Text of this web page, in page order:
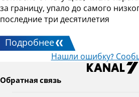
за границу, упало до самого
последние три десятилетия
Подробнее
Нашли ошибку?
Обратная связь